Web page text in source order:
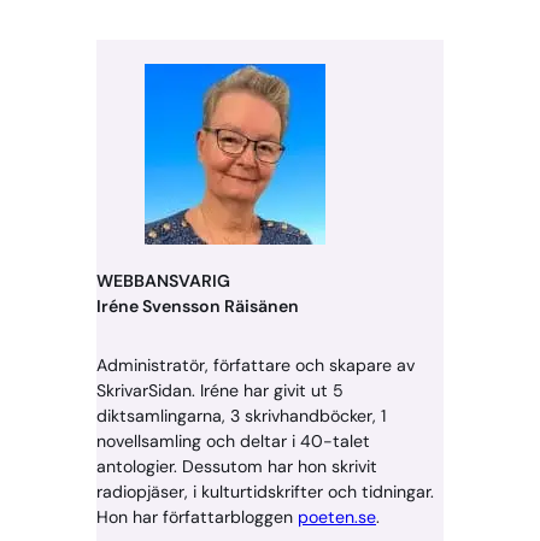
WEBBANSVARIG
Iréne Svensson Räisänen
Administratör, författare och skapare av
SkrivarSidan. Iréne har givit ut 5
diktsamlingarna, 3 skrivhandböcker, 1
novellsamling och deltar i 40-talet
antologier. Dessutom har hon skrivit
radiopjäser, i kulturtidskrifter och tidningar.
Hon har författarbloggen poeten.se.